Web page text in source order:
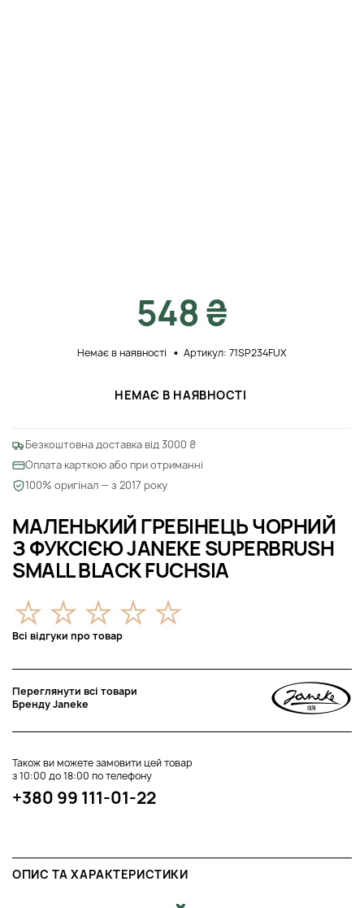
МАЛЕНЬКИЙ ГРЕБІНЕЦЬ ЧОРНИЙ
З ФУКСІЄЮ JANEKE SUPERBRUSH
SMALL BLACK FUCHSIA
Всі відгуки про товар
Переглянути всі товари
Бренду Janeke
Також ви можете замовити цей товар
з 10:00 до 18:00 по телефону
+380 99 111-01-22
548 ₴
Немає в наявності Артикул: 71SP234FUX
НЕМАЄ В НАЯВНОСТІ
Безкоштовна доставка від 3000 ₴
Оплата карткою або при отриманні
100% оригінал — з 2017 року
ОПИС ТА ХАРАКТЕРИСТИКИ